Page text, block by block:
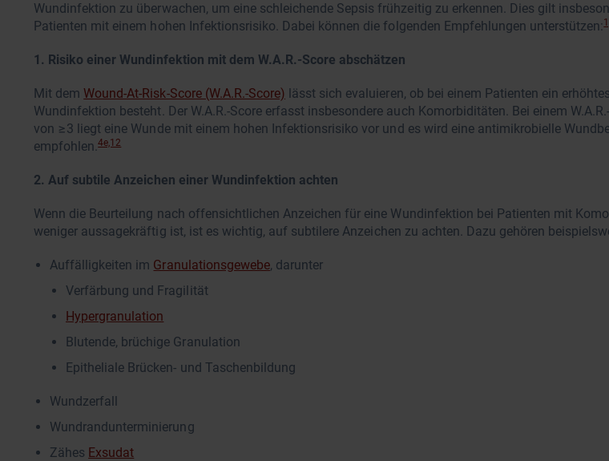
Wundinfektion zu überwachen, um eine schleichende Sepsis frühzeitig zu erkennen. Dies gilt
Patienten mit einem hohen Infektionsrisiko. Dabei können die folgenden Empfehlungen unterstützen:
1. Risiko einer Wundinfektion mit dem W.A.R.-Score abschätzen
Mit demWound-At-Risk-Score (W.A.R.-Score) lässt sich evaluieren, ob bei einem Patienten ein
Wundinfektion besteht. Der W.A.R.-Score erfasst insbesondere auch Komorbiditäten. Bei einem
von ≥3 liegt eine Wunde mit einem hohen Infektionsrisiko vor und es wird eine antimikrobielle
empfohlen.4e,12
2. Auf subtile Anzeichen einer Wundinfektion achten
Wenn die Beurteilung nach offensichtlichen Anzeichen für eine Wundinfektion bei Patienten mit
weniger aussagekräftig ist, ist es wichtig, auf subtilere Anzeichen zu achten. Dazu gehören
Auffälligkeiten im Granulationsgewebe, darunter
Verfärbung und Fragilität
Hypergranulation
Blutende, brüchige Granulation
Epitheliale Brücken- und Taschenbildung
Wundzerfall
Wundrandunterminierung
Zähes Exsudat